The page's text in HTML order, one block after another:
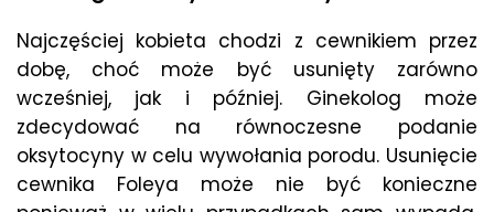
Najczęściej kobieta chodzi z cewnikiem przez
dobę, choć może być usunięty zarówno
wcześniej, jak i później. Ginekolog może
zdecydować na równoczesne podanie
oksytocyny w celu wywołania porodu. Usunięcie
cewnika Foleya może nie być konieczne